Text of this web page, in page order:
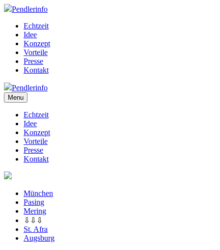
Pendlerinfo
Echtzeit
Idee
Konzept
Vorteile
Presse
Kontakt
Pendlerinfo
Menu
Echtzeit
Idee
Konzept
Vorteile
Presse
Kontakt
München
Pasing
Mering
⇩⇩⇩
St. Afra
Augsburg